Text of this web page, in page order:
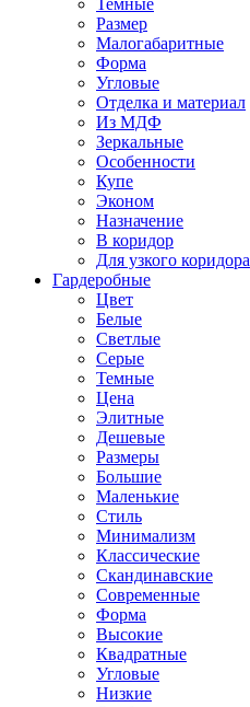
Темные
Размер
Малогабаритные
Форма
Угловые
Отделка и материал
Из МДФ
Зеркальные
Особенности
Купе
Эконом
Назначение
В коридор
Для узкого коридора
Гардеробные
Цвет
Белые
Светлые
Серые
Темные
Цена
Элитные
Дешевые
Размеры
Большие
Маленькие
Стиль
Минимализм
Классические
Скандинавские
Современные
Форма
Высокие
Квадратные
Угловые
Низкие